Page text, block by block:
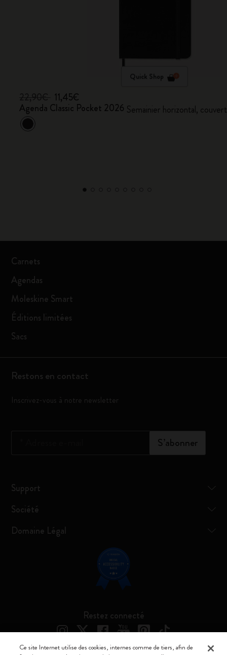
Quick Shop
11,45€
Agenda Classic Pocket 2026 Semainier horizontal,
Carnets
Agendas
Moleskine Smart
Éditions limitées
Sacs
Restons en contact
Inscrivez-vous à notre newsletter
S’abonner
Support
Société
Domaine Légal
Restez connecté
Ce site Internet utilise des cookies, internes comme de tiers, afin de